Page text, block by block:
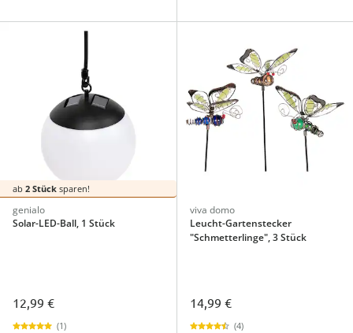
ab 2 Stück sparen!
genialo
Solar-LED-Ball, 1 Stück
12,99 €
(1)
viva domo
Leucht-Gartenstecker
"Schmetterlinge", 3 Stück
14,99 €
(4)